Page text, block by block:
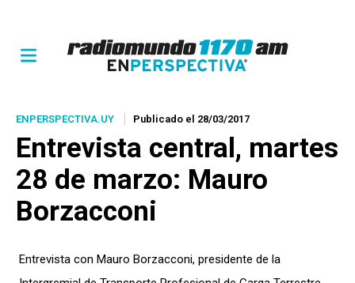
ENPERSPECTIVA.UY Publicado el 28/03/2017
Entrevista central, martes
28 de marzo: Mauro
Borzacconi
Entrevista con Mauro Borzacconi, presidente de la